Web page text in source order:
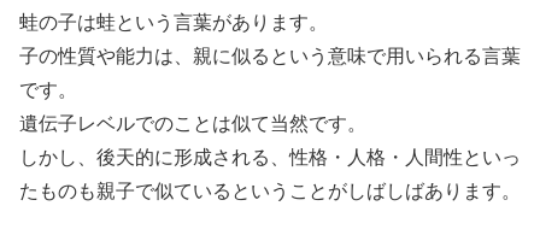
蛙の子は蛙という言葉があります。
子の性質や能力は、親に似るという意味で用いられる言葉
です。
遺伝子レベルでのことは似て当然です。
しかし、後天的に形成される、性格・人格・人間性といっ
たものも親子で似ているということがしばしばあります。